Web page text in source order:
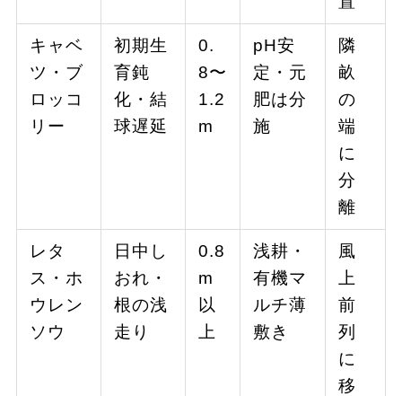
キャベ
ツ・ブ
ロッコ
リー
初期生
育鈍
化・結
球遅延
0.
8〜
1.2
m
pH安
定・元
肥は分
施
隣
畝
の
端
に
分
離
レタ
ス・ホ
ウレン
ソウ
日中し
おれ・
根の浅
走り
0.8
m
以
上
浅耕・
有機マ
ルチ薄
敷き
風
上
前
列
に
移